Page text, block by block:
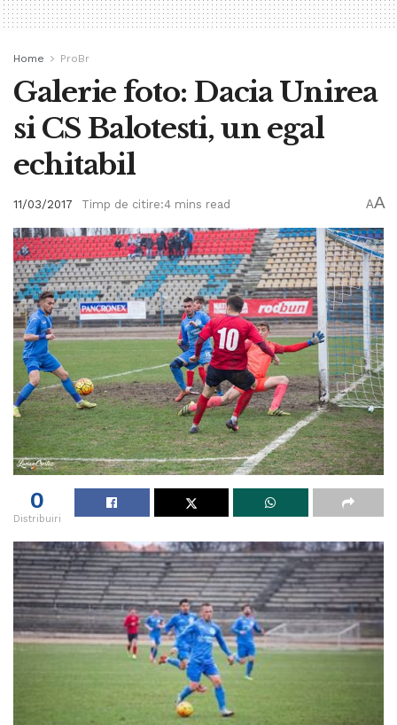
Home ProBr
Galerie foto: Dacia Unirea
si CS Balotesti, un egal
echitabil
11/03/2017 Timp de citire:4 mins read AA
0
Distribuiri